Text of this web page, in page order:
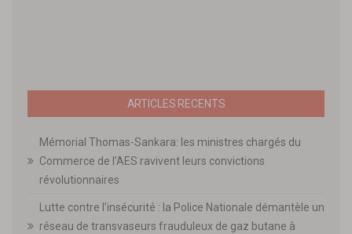
ARTICLES RECENTS
Mémorial Thomas-Sankara: les ministres chargés du
Commerce de l’AES ravivent leurs convictions
révolutionnaires
Lutte contre l’insécurité : la Police Nationale démantèle un
réseau de transvaseurs frauduleux de gaz butane à